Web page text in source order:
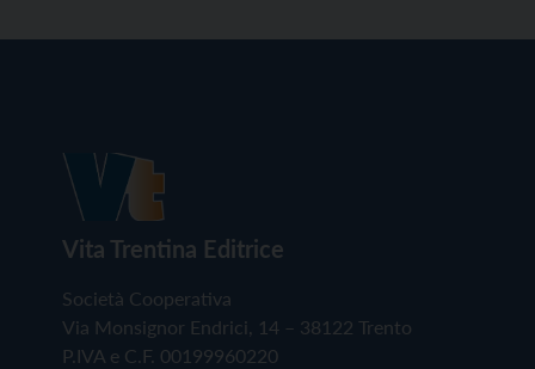
Vita Trentina Editrice
Società Cooperativa
Via Monsignor Endrici, 14 – 38122 Trento
P.IVA e C.F. 00199960220